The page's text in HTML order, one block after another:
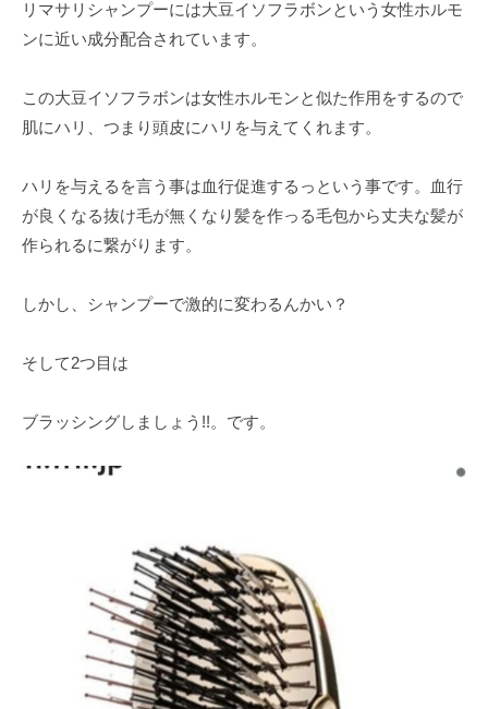
リマサリシャンプーには大豆イソフラボンという女性ホルモ
ンに近い成分配合されています。
この大豆イソフラボンは女性ホルモンと似た作用をするので
肌にハリ、つまり頭皮にハリを与えてくれます。
ハリを与えるを言う事は血行促進するっという事です。血行
が良くなる抜け毛が無くなり髪を作っる毛包から丈夫な髪が
作られるに繋がります。
しかし、シャンプーで激的に変わるんかい？
そして2つ目は
ブラッシングしましょう!!。です。